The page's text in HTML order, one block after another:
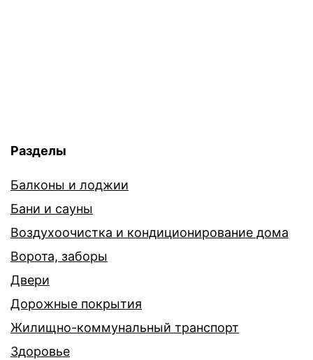
Разделы
Балконы и лоджии
Бани и сауны
Воздухоочистка и кондиционирование дома
Ворота, заборы
Двери
Дорожные покрытия
Жилищно-коммунальный транспорт
Здоровье